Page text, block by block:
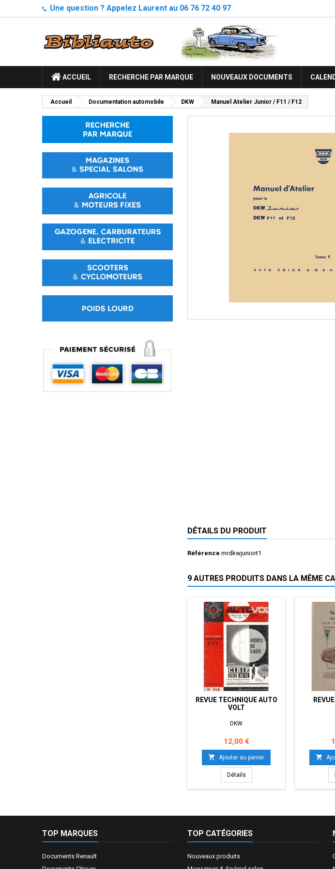
Une question ? Appelez Laurent au 06 76 72 40 97
ACCUEIL RECHERCHE PAR MARQUE NOUVEAUX DOCUMENTS
Accueil Documentation automobile DKW Manuel Atelier Junior / F11 / F12
DÉTAILS DU PRODUIT
Référence mrdkwjuniort1
9 AUTRES PRODUITS DANS LA MÊME
REVUE TECHNIQUE AUTO
VOLT
DKW
Prix
12,00 €
 Ajouter au panier
Détails

TOP MARQUES
Documents Renault
TOP CATÉGORIES
Nouveaux produits